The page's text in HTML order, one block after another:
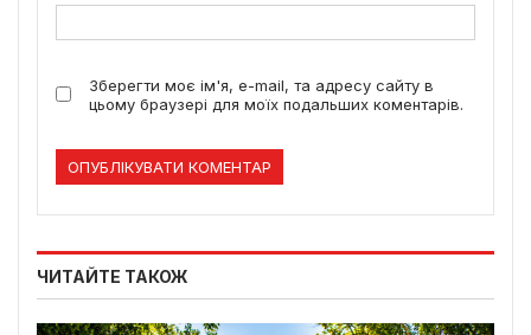
Зберегти моє ім'я, e-mail, та адресу сайту в
цьому браузері для моїх подальших коментарів.
ЧИТАЙТЕ ТАКОЖ